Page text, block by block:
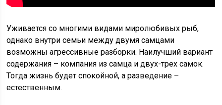
Уживается со многими видами миролюбивых рыб,
однако внутри семьи между двумя самцами
возможны агрессивные разборки. Наилучший вариант
содержания – компания из самца и двух-трех самок.
Тогда жизнь будет спокойной, а разведение –
естественным.